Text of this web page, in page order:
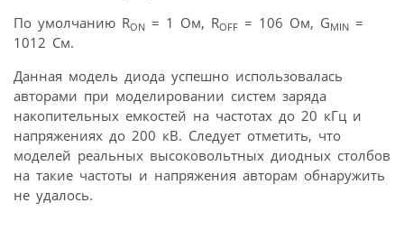
По умолчанию RON = 1 Ом, ROFF = 106 Ом, GMIN =
1012 См.
Данная модель диода успешно использовалась
авторами при моделировании систем заряда
накопительных емкостей на частотах до 20 кГц и
напряжениях до 200 кВ. Следует отметить, что
моделей реальных высоковольтных диодных столбов
на такие частоты и напряжения авторам обнаружить
не удалось.